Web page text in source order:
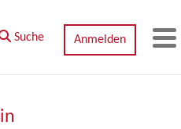
Suche Anmelden